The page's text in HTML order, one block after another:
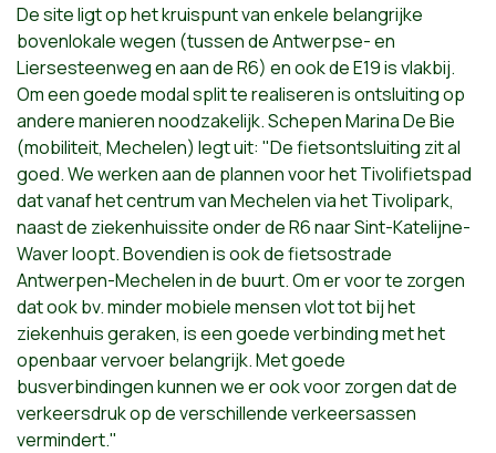
De site ligt op het kruispunt van enkele belangrijke
bovenlokale wegen (tussen de Antwerpse- en
Liersesteenweg en aan de R6) en ook de E19 is vlakbij.
Om een goede modal split te realiseren is ontsluiting op
andere manieren noodzakelijk. Schepen Marina De Bie
(mobiliteit, Mechelen) legt uit: "De fietsontsluiting zit al
goed. We werken aan de plannen voor het Tivolifietspad
dat vanaf het centrum van Mechelen via het Tivolipark,
naast de ziekenhuissite onder de R6 naar Sint-Katelijne-
Waver loopt. Bovendien is ook de fietsostrade
Antwerpen-Mechelen in de buurt. Om er voor te zorgen
dat ook bv. minder mobiele mensen vlot tot bij het
ziekenhuis geraken, is een goede verbinding met het
openbaar vervoer belangrijk. Met goede
busverbindingen kunnen we er ook voor zorgen dat de
verkeersdruk op de verschillende verkeersassen
vermindert."